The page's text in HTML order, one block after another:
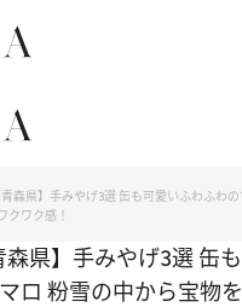
森県】手みやげ3選 缶も可愛いふわふわ
クワク感！
みやげ3選 缶も可愛いふわふ
すワクワク